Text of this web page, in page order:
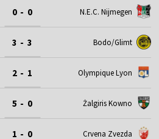
0 - 0 N.E.C. Nijmegen
3 - 3 Bodo/Glimt
2 - 1 Olympique Lyon
5 - 0 Żalgiris Kowno
1 - 0 Crvena Zvezda